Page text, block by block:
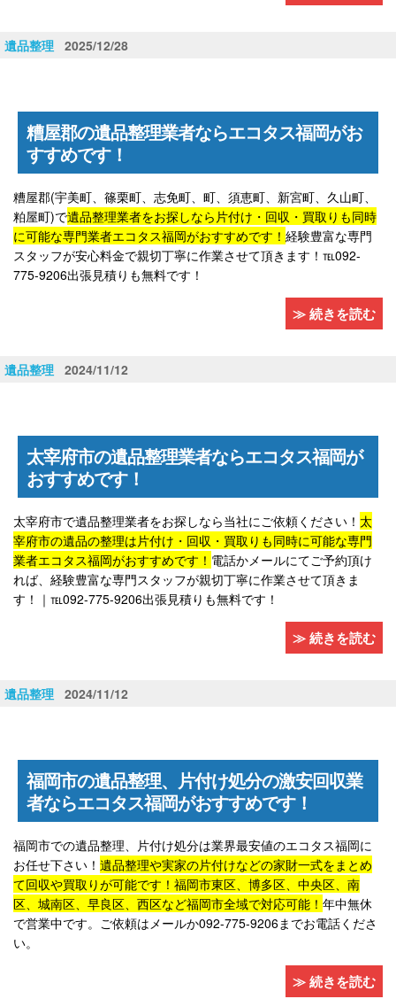
遺品整理 2025/12/28
糟屋郡の遺品整理業者ならエコタス福岡がお
すすめです！
糟屋郡(宇美町、篠栗町、志免町、町、須恵町、新宮町、久山町、
粕屋町)で遺品整理業者をお探しなら片付け・回収・買取りも同時
に可能な専門業者エコタス福岡がおすすめです！ 経験豊富な専門
スタッフが安心料金で親切丁寧に作業させて頂きます！℡092-
775-9206出張見積りも無料です！
≫ 続きを読む
遺品整理 2024/11/12
太宰府市の遺品整理業者ならエコタス福岡が
おすすめです！
太宰府市で遺品整理業者をお探しなら当社にご依頼ください！ 太
宰府市の遺品の整理は片付け・回収・買取りも同時に可能な専門
業者エコタス福岡がおすすめです！ 電話かメールにてご予約頂け
れば、経験豊富な専門スタッフが親切丁寧に作業させて頂きま
す！｜℡092-775-9206出張見積りも無料です！
≫ 続きを読む
遺品整理 2024/11/12
福岡市の遺品整理、片付け処分の激安回収業
者ならエコタス福岡がおすすめです！
福岡市での遺品整理、片付け処分は業界最安値のエコタス福岡に
お任せ下さい！ 遺品整理や実家の片付けなどの家財一式をまとめ
て回収や買取りが可能です！福岡市東区、博多区、中央区、南
区、城南区、早良区、西区など福岡市全域で対応可能！ 年中無休
で営業中です。ご依頼はメールか092-775-9206までお電話くださ
い。
≫ 続きを読む